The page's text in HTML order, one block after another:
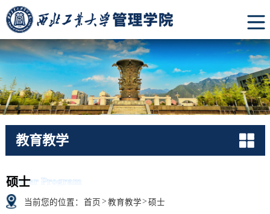
教育教学
硕士
Master Program
当前您的位置： 首页 > 教育教学> 硕士